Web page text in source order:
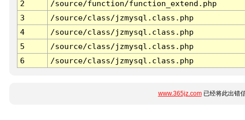
2
/source/function/function_extend.php
3
/source/class/jzmysql.class.php
4
/source/class/jzmysql.class.php
5
/source/class/jzmysql.class.php
6
/source/class/jzmysql.class.php
www.365jz.com已经将此出错